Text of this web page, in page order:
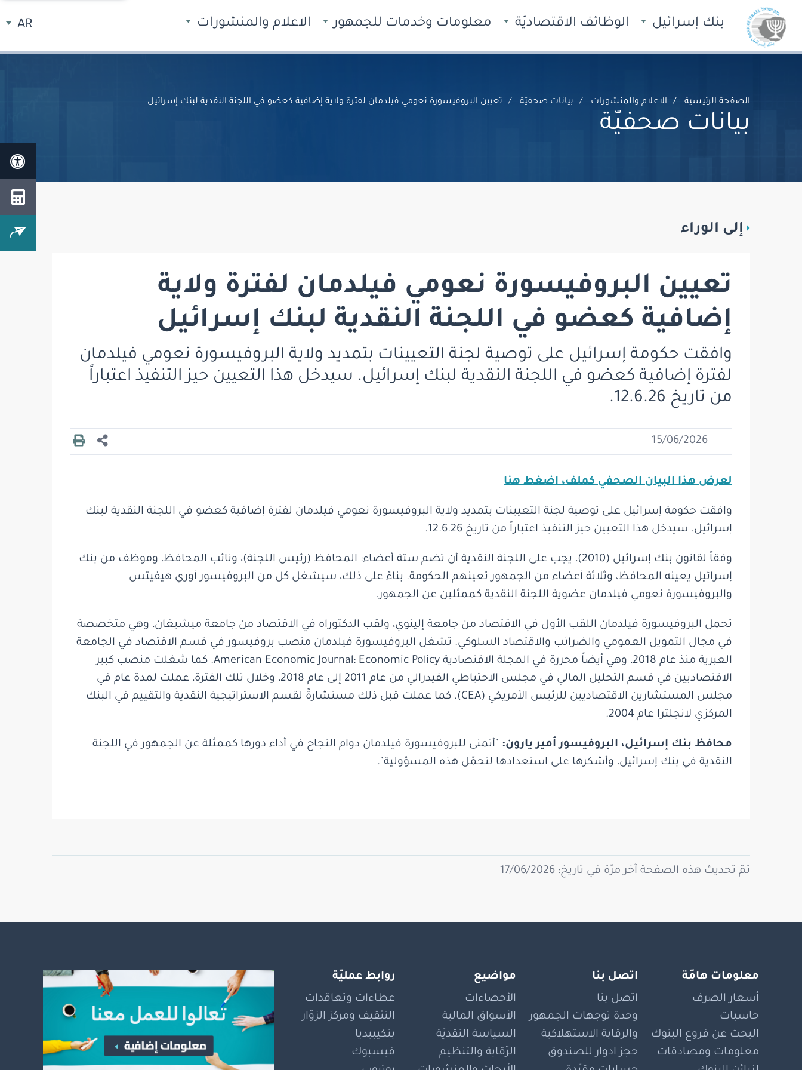
بنك إسرائيل الوظائف الاقتصاديّة معلومات وخدمات للجمهور الاعلام والمنشورات AR
الصفحة الرئيسية الاعلام والمنشورات بيانات صحفيّة تعيين البروفيسورة نعومي فيلدمان لفترة ولاية إضافية كعضو في اللجنة النقدية لبنك إسرائيل
بيانات صحفيّة
إلى الوراء
تعيين البروفيسورة نعومي فيلدمان لفترة ولاية
إضافية كعضو في اللجنة النقدية لبنك إسرائيل
وافقت حكومة إسرائيل على توصية لجنة التعيينات بتمديد ولاية البروفيسورة نعومي فيلدمان
لفترة إضافية كعضو في اللجنة النقدية لبنك إسرائيل. سيدخل هذا التعيين حيز التنفيذ اعتباراً
من تاريخ 12.6.26.
15/06/2026
لعرض هذا البيان الصحفي كملف، اضغط هنا
وافقت حكومة إسرائيل على توصية لجنة التعيينات بتمديد ولاية البروفيسورة نعومي فيلدمان لفترة إضافية كعضو في اللجنة النقدية لبنك
إسرائيل. سيدخل هذا التعيين حيز التنفيذ اعتباراً من تاريخ 12.6.26.
وفقاً لقانون بنك إسرائيل (2010)، يجب على اللجنة النقدية أن تضم ستة أعضاء: المحافظ (رئيس اللجنة)، ونائب المحافظ، وموظف من بنك
إسرائيل يعينه المحافظ، وثلاثة أعضاء من الجمهور تعينهم الحكومة. بناءً على ذلك، سيشغل كل من البروفيسور أوري هيفيتس
والبروفيسورة نعومي فيلدمان عضوية اللجنة النقدية كممثلين عن الجمهور.
تحمل البروفيسورة فيلدمان اللقب الأول في الاقتصاد من جامعة إلينوي، ولقب الدكتوراه في الاقتصاد من جامعة ميشيغان، وهي متخصصة
في مجال التمويل العمومي والضرائب والاقتصاد السلوكي. تشغل البروفيسورة فيلدمان منصب بروفيسور في قسم الاقتصاد في الجامعة
العبرية منذ عام 2018، وهي أيضاً محررة في المجلة الاقتصادية American Economic Journal: Economic Policy. كما شغلت منصب كبير
الاقتصاديين في قسم التحليل المالي في مجلس الاحتياطي الفيدرالي من عام 2011 إلى عام 2018، وخلال تلك الفترة، عملت لمدة عام في
مجلس المستشارين الاقتصاديين للرئيس الأمريكي (CEA). كما عملت قبل ذلك مستشارةً لقسم الاستراتيجية النقدية والتقييم في البنك
المركزي لانجلترا عام 2004.
محافظ بنك إسرائيل، البروفيسور أمير يارون: "أتمنى للبروفيسورة فيلدمان دوام النجاح في أداء دورها كممثلة عن الجمهور في اللجنة
النقدية في بنك إسرائيل، وأشكرها على استعدادها لتحمّل هذه المسؤولية".
تمّ تحديث هذه الصفحة آخر مرّة في تاريخ: 17/06/2026
معلومات هامّة
أسعار الصرف
حاسبات
البحث عن فروع البنوك
معلومات ومصادقات
اتصل بنا
اتصل بنا
وحدة توجهات الجمهور
والرقابة الاستهلاكية
حجز ادوار للصندوق
مواضيع
الأحصاءات
الأسواق المالية
السياسة النقديّة
الرّقابة والتنظيم
روابط عمليّة
عطاءات وتعاقدات
التثقيف ومركز الزوّار
بنكيبيديا
فيسبوك